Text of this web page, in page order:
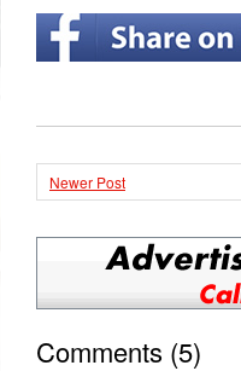
Newer Post
Comments (5)